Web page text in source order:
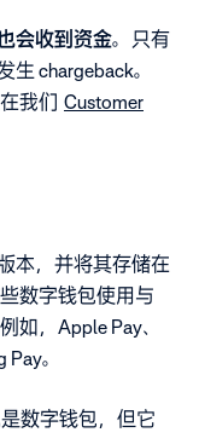
会收到资金。只有
chargeback。
我们 Customer
本，并将其存储在
数字钱包使用与
如，Apple Pay、
。
数字钱包，但它